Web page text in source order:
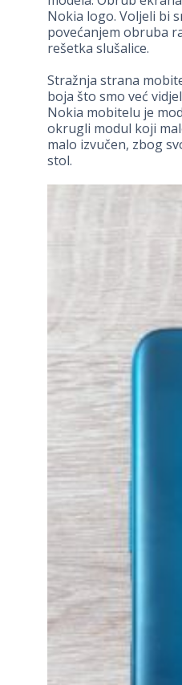
Nokia logo. Voljeli bi
povećanjem obruba
rešetka slušalice.
Stražnja strana
boja što smo već
Nokia mobitelu je
okrugli modul koji
malo izvučen, zbog
stol.